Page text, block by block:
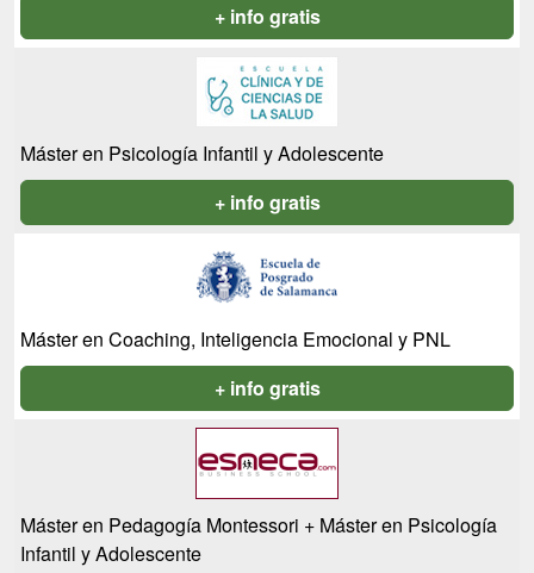
+ info gratis
Máster en Psicología Infantil y Adolescente
+ info gratis
Máster en Coaching, Inteligencia Emocional y PNL
+ info gratis
Máster en Pedagogía Montessori + Máster en Psicología
Infantil y Adolescente